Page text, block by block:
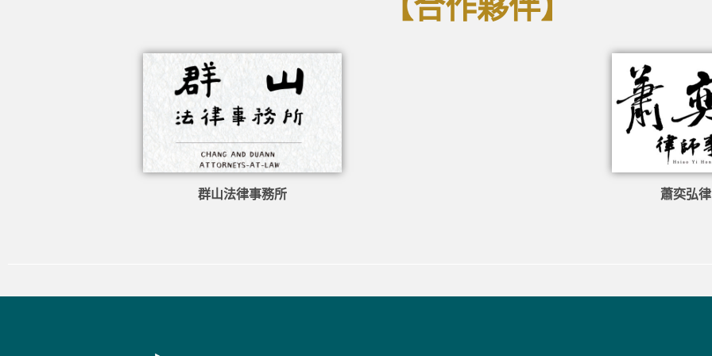
【合作夥伴】
群山法律事務所 蕭奕弘